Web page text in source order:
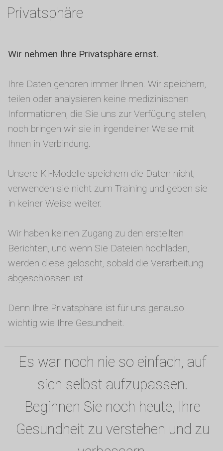
Privatsphäre
Wir nehmen Ihre Privatsphäre ernst.
Ihre Daten gehören immer Ihnen. Wir speichern,
teilen oder analysieren keine medizinischen
Informationen, die Sie uns zur Verfügung stellen,
noch bringen wir sie in irgendeiner Weise mit
Ihnen in Verbindung.
Unsere KI-Modelle speichern die Daten nicht,
verwenden sie nicht zum Training und geben sie
in keiner Weise weiter.
Wir haben keinen Zugang zu den erstellten
Berichten, und wenn Sie Dateien hochladen,
werden diese gelöscht, sobald die Verarbeitung
abgeschlossen ist.
Denn Ihre Privatsphäre ist für uns genauso
wichtig wie Ihre Gesundheit.
Es war noch nie so einfach, auf
sich selbst aufzupassen.
Beginnen Sie noch heute, Ihre
Gesundheit zu verstehen und zu